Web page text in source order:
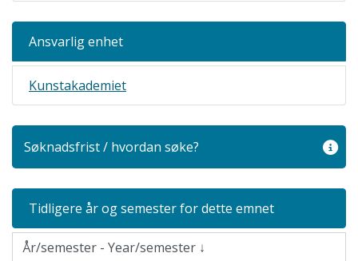
Ansvarlig enhet
Kunstakademiet
Søknadsfrist / hvordan søke?
Tidligere år og semester for dette emnet